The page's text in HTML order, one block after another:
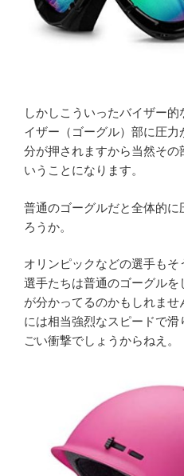
しかしこういったバイザー
イザー（ゴーグル）部に圧
分が押されますから当然その
いうことになります。
普通のゴーグルだと全体的
ろうか。
オリンピックなどの選手も
選手たちは普通のゴーグルを
が分かってるのかもしれま
には相当強烈なスピードで
ごい衝撃でしょうからねえ。